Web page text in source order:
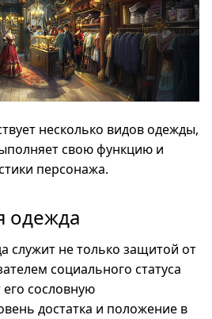
несколько видов одежды,
свою функцию и
персонажа.
одежда
служит не только защитой от
социального статуса
сословную
достатка и положение в